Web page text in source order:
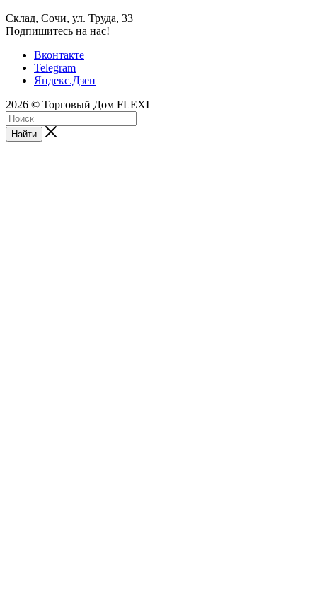
Склад, Сочи, ул. Труда, 33
Подпишитесь на нас!
Вконтакте
Telegram
Яндекс.Дзен
2026 © Торговый Дом FLEXI
Найти